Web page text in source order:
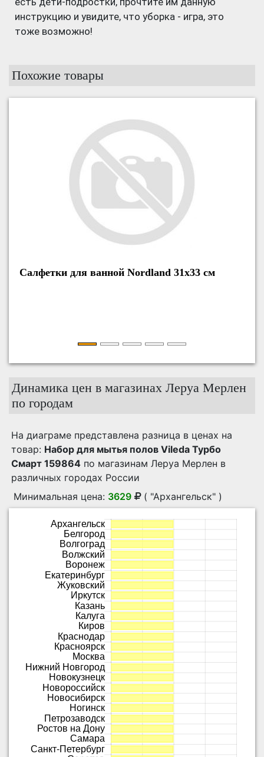
инструкцию и увидите, что уборка - игра, это
тоже возможно!
Похожие товары
Салфетки для ванной Nordland 31х33 см
Динамика цен в магазинах Леруа Мерлен
по городам
На диаграме представлена разница в ценах на
товар: Набор для мытья полов Vileda Турбо
Смарт 159864 по магазинам Леруа Мерлен в
различных городах России
Минимальная цена: 3629 ( "Архангельск" )